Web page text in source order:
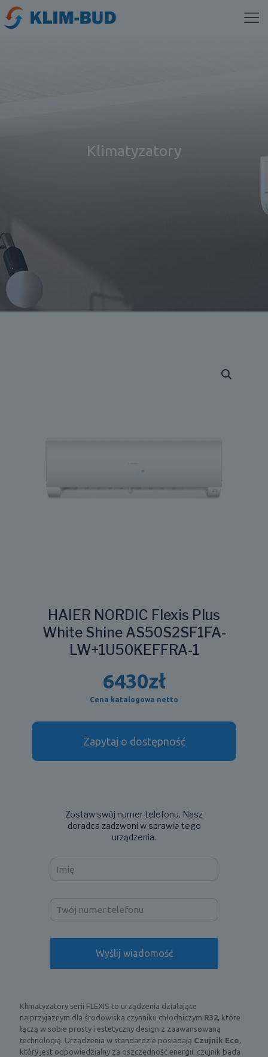
Klimatyzatory
HAIER NORDIC Flexis Plus
White Shine AS50S2SF1FA-
LW+1U50KEFFRA-1
6430zł
Cena katalogowa netto
Zapytaj o dostępność
Zostaw swój numer telefonu. Nasz
doradca zadzwoni w sprawie tego
urządzenia.
Klimatyzatory serii FLEXIS to urządzenia działające
na przyjaznym dla środowiska czynniku chłodniczym R32 , które
łączą w sobie prosty i estetyczny design z zaawansowaną
technologią. Urządzenia w standardzie posiadają Czujnik Eco
który jest odpowiedzialny za oszczędność energii, czujnik bada